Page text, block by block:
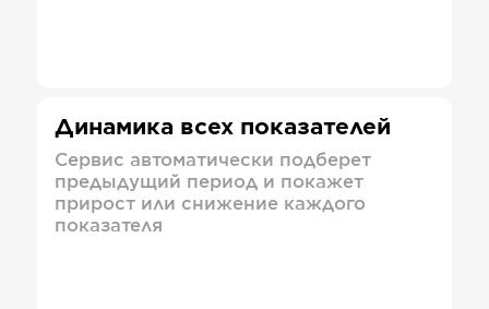
Динамика всех показателей
Сервис автоматически подберет
предыдущий период и покажет
прирост или снижение каждого
показателя